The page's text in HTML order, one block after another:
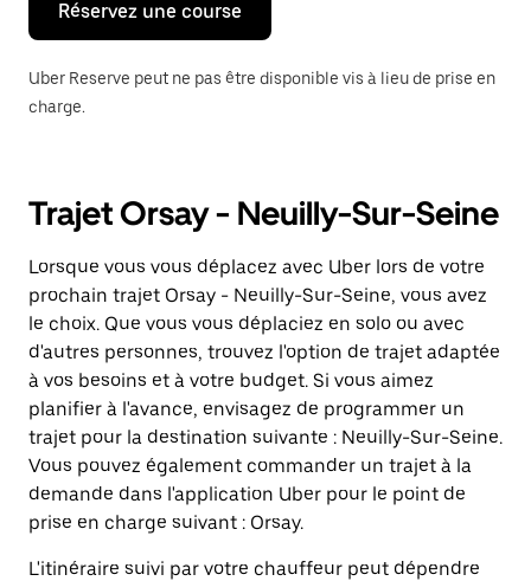
pour
fermer
calendrier.
Réservez une course
Uber Reserve peut ne pas être disponible vis à lieu de prise en
charge.
Trajet Orsay - Neuilly-Sur-Seine
Lorsque vous vous déplacez avec Uber lors de votre
prochain trajet Orsay - Neuilly-Sur-Seine, vous avez
le choix. Que vous vous déplaciez en solo ou avec
d'autres personnes, trouvez l'option de trajet adaptée
à vos besoins et à votre budget. Si vous aimez
planifier à l'avance, envisagez de programmer un
trajet pour la destination suivante : Neuilly-Sur-Seine.
Vous pouvez également commander un trajet à la
demande dans l'application Uber pour le point de
prise en charge suivant : Orsay.
L'itinéraire suivi par votre chauffeur peut dépendre